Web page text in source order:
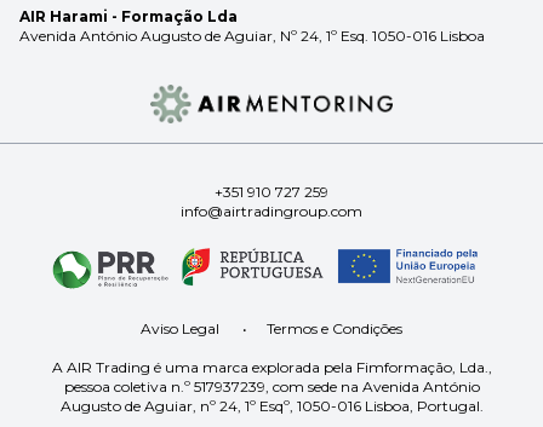
AIR Harami - Formação Lda
Avenida António Augusto de Aguiar, Nº 24, 1º Esq. 1050-016 Lisboa
+351 910 727 259
info@airtradingroup.com
Aviso Legal • Termos e Condições
A AIR Trading é uma marca explorada pela Fimformação, Lda.,
pessoa coletiva n.º 517937239, com sede na Avenida António
Augusto de Aguiar, nº 24, 1º Esqº, 1050-016 Lisboa, Portugal.